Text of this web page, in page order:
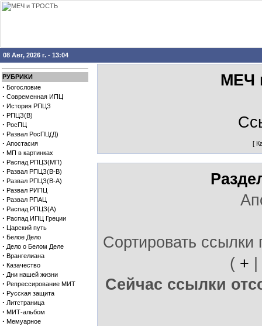
08 Авг, 2026 г. - 13:04
РУБРИКИ
· Богословие
· Современная ИПЦ
· История РПЦЗ
· РПЦЗ(В)
· РосПЦ
· Развал РосПЦ(Д)
· Апостасия
· МП в картинках
· Распад РПЦЗ(МП)
· Развал РПЦЗ(В-В)
· Развал РПЦЗ(В-А)
· Развал РИПЦ
· Развал РПАЦ
· Распад РПЦЗ(А)
· Распад ИПЦ Греции
· Царский путь
· Белое Дело
· Дело о Белом Деле
· Врангелиана
· Казачество
· Дни нашей жизни
· Репрессирование МИТ
· Русская защита
· Литстраница
· МИТ-альбом
· Мемуарное
МЕЧ
[
Сортировать ссылки
( +
Сейчас ссылки